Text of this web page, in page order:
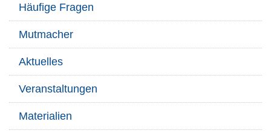
Häufige Fragen
Mutmacher
Aktuelles
Veranstaltungen
Materialien